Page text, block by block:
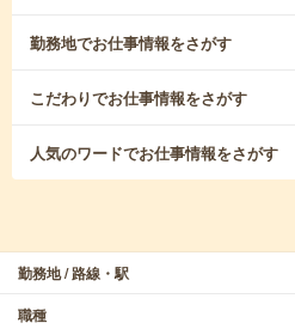
勤務地でお仕事情報をさがす
こだわりでお仕事情報をさがす
人気のワードでお仕事情報をさがす
勤務地 / 路線・駅
職種